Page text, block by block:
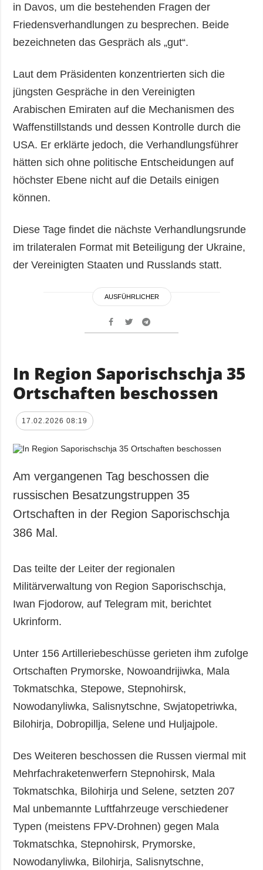
in Davos, um die bestehenden Fragen der
Friedensverhandlungen zu besprechen. Beide
bezeichneten das Gespräch als „gut“.
Laut dem Präsidenten konzentrierten sich die
jüngsten Gespräche in den Vereinigten
Arabischen Emiraten auf die Mechanismen des
Waffenstillstands und dessen Kontrolle durch die
USA. Er erklärte jedoch, die Verhandlungsführer
hätten sich ohne politische Entscheidungen auf
höchster Ebene nicht auf die Details einigen
können.
Diese Tage findet die nächste Verhandlungsrunde
im trilateralen Format mit Beteiligung der Ukraine,
der Vereinigten Staaten und Russlands statt.
AUSFÜHRLICHER
In Region Saporischschja 35
Ortschaften beschossen
17.02.2026 08:19
Am vergangenen Tag beschossen die
russischen Besatzungstruppen 35
Ortschaften in der Region Saporischschja
386 Mal.
Das teilte der Leiter der regionalen
Militärverwaltung von Region Saporischschja,
Iwan Fjodorow, auf Telegram mit, berichtet
Ukrinform.
Unter 156 Artilleriebeschüsse gerieten ihm zufolge
Ortschaften Prymorske, Nowoandrijiwka, Mala
Tokmatschka, Stepowe, Stepnohirsk,
Nowodanyliwka, Salisnytschne, Swjatopetriwka,
Bilohirja, Dobropillja, Selene und Huljajpole.
Des Weiteren beschossen die Russen viermal mit
Mehrfachraketenwerfern Stepnohirsk, Mala
Tokmatschka, Bilohirja und Selene, setzten 207
Mal unbemannte Luftfahrzeuge verschiedener
Typen (meistens FPV-Drohnen) gegen Mala
Tokmatschka, Stepnohirsk, Prymorske,
Nowodanyliwka, Bilohirja, Salisnytschne,